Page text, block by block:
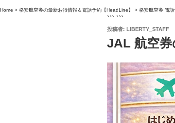
Home > 格安航空券の最新お得情報＆電話予約【HeadLine】 > 格安航空券 電
``` ```
投
日:
投稿者: LIBERTY_STAFF
JAL 航空